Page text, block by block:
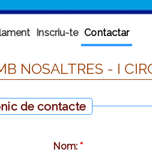
Inscriu-te Contactar
NOSALTRES - I
de contacte
Nom: *